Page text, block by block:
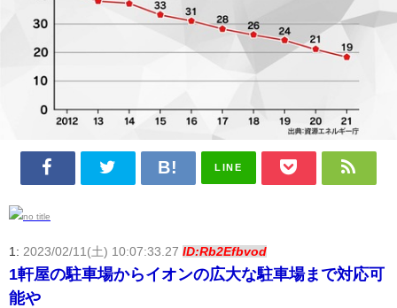
LINE
1: 2023/02/11(土) 10:07:33.27 ID:Rb2Efbvod
1軒屋の駐車場からイオンの広大な駐車場まで対応可
能や